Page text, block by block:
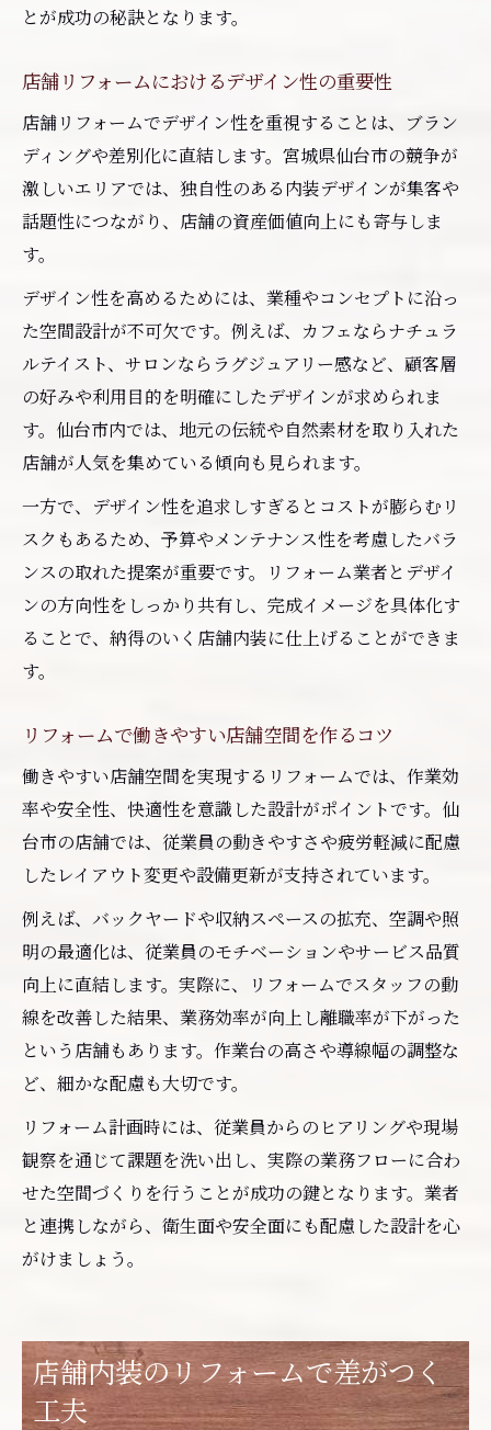
とが成功の秘訣となります。
店舗リフォームにおけるデザイン性の重要性
店舗リフォームでデザイン性を重視することは、ブラン
ディングや差別化に直結します。宮城県仙台市の競争が
激しいエリアでは、独自性のある内装デザインが集客や
話題性につながり、店舗の資産価値向上にも寄与しま
す。
デザイン性を高めるためには、業種やコンセプトに沿っ
た空間設計が不可欠です。例えば、カフェならナチュラ
ルテイスト、サロンならラグジュアリー感など、顧客層
の好みや利用目的を明確にしたデザインが求められま
す。仙台市内では、地元の伝統や自然素材を取り入れた
店舗が人気を集めている傾向も見られます。
一方で、デザイン性を追求しすぎるとコストが膨らむリ
スクもあるため、予算やメンテナンス性を考慮したバラ
ンスの取れた提案が重要です。リフォーム業者とデザイ
ンの方向性をしっかり共有し、完成イメージを具体化す
ることで、納得のいく店舗内装に仕上げることができま
す。
リフォームで働きやすい店舗空間を作るコツ
働きやすい店舗空間を実現するリフォームでは、作業効
率や安全性、快適性を意識した設計がポイントです。仙
台市の店舗では、従業員の動きやすさや疲労軽減に配慮
したレイアウト変更や設備更新が支持されています。
例えば、バックヤードや収納スペースの拡充、空調や照
明の最適化は、従業員のモチベーションやサービス品質
向上に直結します。実際に、リフォームでスタッフの動
線を改善した結果、業務効率が向上し離職率が下がった
という店舗もあります。作業台の高さや導線幅の調整な
ど、細かな配慮も大切です。
リフォーム計画時には、従業員からのヒアリングや現場
観察を通じて課題を洗い出し、実際の業務フローに合わ
せた空間づくりを行うことが成功の鍵となります。業者
と連携しながら、衛生面や安全面にも配慮した設計を心
がけましょう。
店舗内装のリフォームで差がつく
工夫